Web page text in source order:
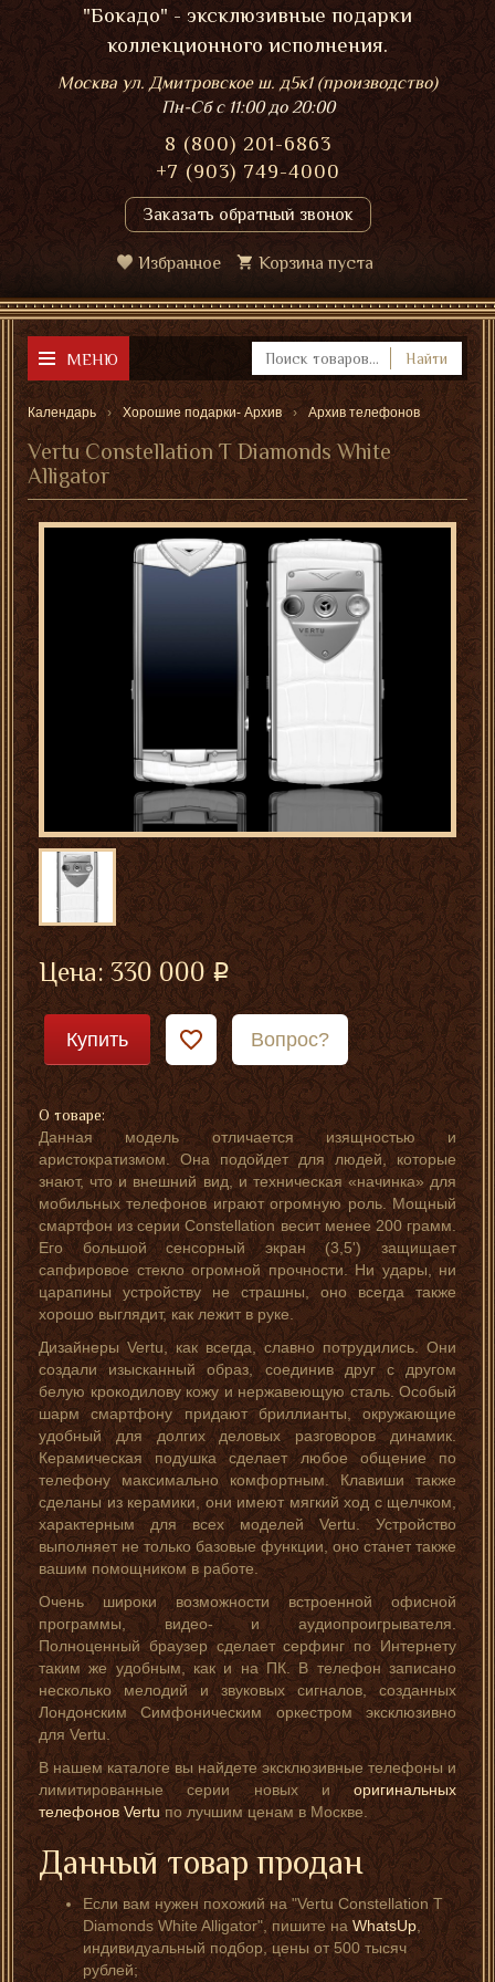
"Бокадо" - эксклюзивные подарки
коллекционного исполнения.
Москва ул. Дмитровское ш. д5к1 (производство)
Пн-Сбс 11:00 до 20:00
8 (800) 201-6863
+7 (903) 749-4000
Заказать обратный звонок
Избранное Корзина пуста
МЕНЮ Найти
Календарь Хорошие подарки- Архив Архив телефонов
Vertu Constellation T Diamonds White
Alligator
Цена:330 000
Купить Вопрос?
О товаре:
Данная модель отличается изящностью и
аристократизмом. Она подойдет для людей, которые
знают, что и внешний вид, и техническая «начинка» для
мобильных телефонов играют огромную роль. Мощный
смартфон из серии Constellation весит менее 200 грамм.
Его большой сенсорный экран (3,5') защищает
сапфировое стекло огромной прочности. Ни удары, ни
царапины устройству не страшны, оно всегда также
хорошо выглядит, как лежит в руке.
Дизайнеры Vertu, как всегда, славно потрудились. Они
создали изысканный образ, соединив друг с другом
белую крокодилову кожу и нержавеющую сталь. Особый
шарм смартфону придают бриллианты, окружающие
удобный для долгих деловых разговоров динамик.
Керамическая подушка сделает любое общение по
телефону максимально комфортным. Клавиши также
сделаны из керамики, они имеют мягкий ход с щелчком,
характерным для всех моделей Vertu. Устройство
выполняет не только базовые функции, оно станет также
вашим помощником в работе.
Очень широки возможности встроенной офисной
программы, видео- и аудиопроигрывателя.
Полноценный браузер сделает серфинг по Интернету
таким же удобным, как и на ПК. В телефон записано
несколько мелодий и звуковых сигналов, созданных
Лондонским Симфоническим оркестром эксклюзивно
для Vertu.
В нашем каталоге вы найдете эксклюзивные телефоны и
лимитированные серии новых иоригинальных
телефонов Vertuпо лучшим ценам в Москве.
Данный товар продан
Если вам нужен похожий на "Vertu Constellation T
Diamonds White Alligator", пишите наWhatsUp,
индивидуальный подбор, цены от 500 тысяч
рублей;